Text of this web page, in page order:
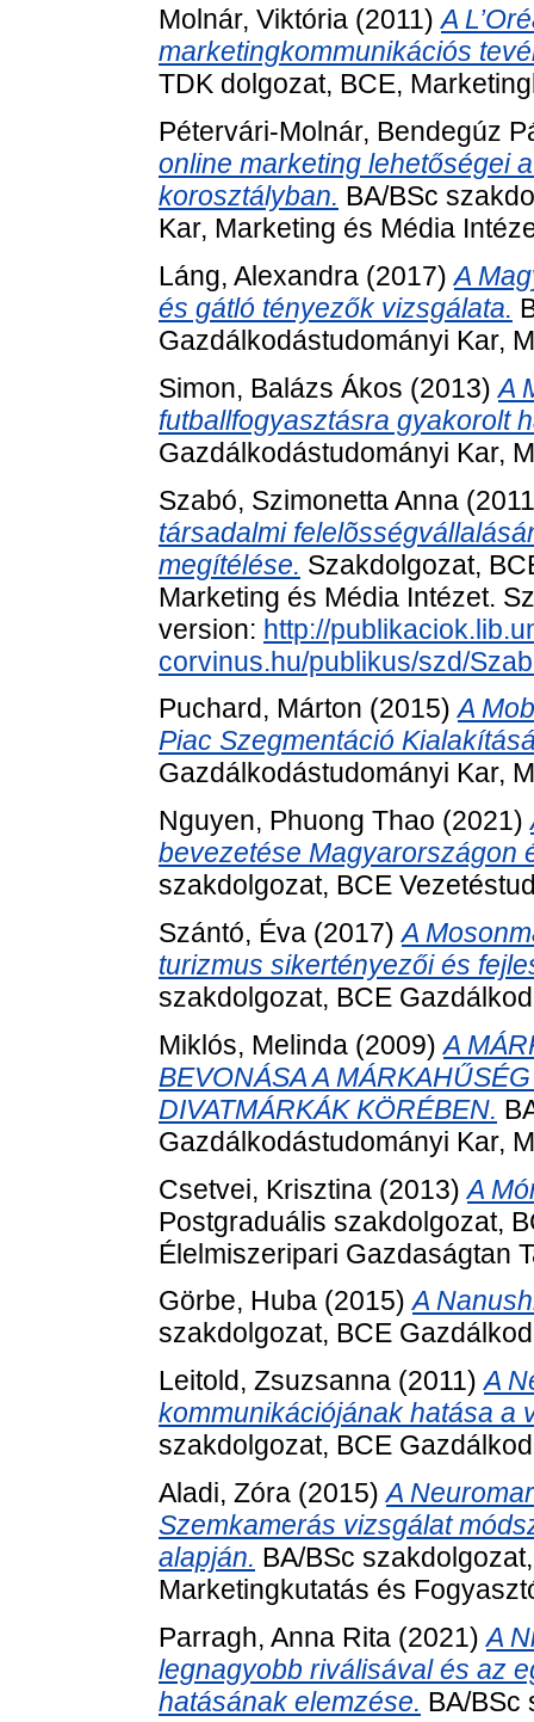
Molnár, Viktória (2011)A
marketingkommunikációs
TDK dolgozat, BCE,
Pétervári-Molnár, Bendegúz
online marketing lehetőségei
korosztályban. BA/BSc
Kar, Marketing és Média
Láng, Alexandra (2017)A
és gátló tényezők vizsgálata.
Gazdálkodástudományi Kar,
Simon, Balázs Ákos (2013)A
futballfogyasztásra gyakorolt
Gazdálkodástudományi Kar,
Szabó, Szimonetta Anna
társadalmi
megítélése. Szakdolgozat,
Marketing és Média Intézet.
version: http://
corvinus.hu/publikus/szd/
Puchard, Márton (2015)A
Piac Szegmentáció
Gazdálkodástudományi Kar,
Nguyen, Phuong Thao (2021)
bevezetése Magyarországon
szakdolgozat, BCE
Szántó, Éva (2017)A
turizmus sikertényezői és
szakdolgozat, BCE
Miklós, Melinda (2009)A
BEVONÁSA A
DIVATMÁRKÁK KÖRÉBEN.
Gazdálkodástudományi Kar,
Csetvei, Krisztina (2013)A
Postgraduális szakdolgozat,
Élelmiszeripari Gazdaságtan
Görbe, Huba (2015)A
szakdolgozat, BCE
Leitold, Zsuzsanna (2011)A
kommunikációjának hatása a
szakdolgozat, BCE
Aladi, Zóra (2015)A
Szemkamerás vizsgálat
alapján. BA/BSc
Marketingkutatás és
Parragh, Anna Rita (2021)A
legnagyobb riválisával és az
hatásának elemzése. BA/BSc